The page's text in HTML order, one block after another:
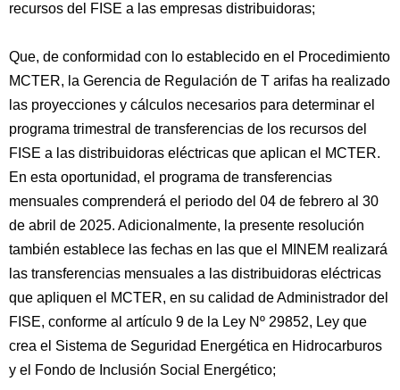
recursos del FISE a las empresas distribuidoras;
Que, de conformidad con lo establecido en el Procedimiento
MCTER, la Gerencia de Regulación de T arifas ha realizado
las proyecciones y cálculos necesarios para determinar el
programa trimestral de transferencias de los recursos del
FISE a las distribuidoras eléctricas que aplican el MCTER.
En esta oportunidad, el programa de transferencias
mensuales comprenderá el periodo del 04 de febrero al 30
de abril de 2025. Adicionalmente, la presente resolución
también establece las fechas en las que el MINEM realizará
las transferencias mensuales a las distribuidoras eléctricas
que apliquen el MCTER, en su calidad de Administrador del
FISE, conforme al artículo 9 de la Ley Nº 29852, Ley que
crea el Sistema de Seguridad Energética en Hidrocarburos
y el Fondo de Inclusión Social Energético;